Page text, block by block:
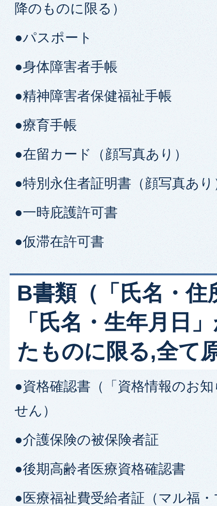
降のものに限る）
●パスポート
●身体障害者手帳
●精神障害者保健福祉手帳
●療育手帳
●在留カード（顔写真あり）
●特別永住者証明書（顔写真あり
●一時庇護許可書
●仮滞在許可書
B書類（「氏名・住
「氏名・生年月日
たものに限る,全て
●資格確認書（「資格情報のお
せん）
●介護保険の被保険者証
●後期高齢者医療資格確認書
●医療福祉費受給者証（マル福